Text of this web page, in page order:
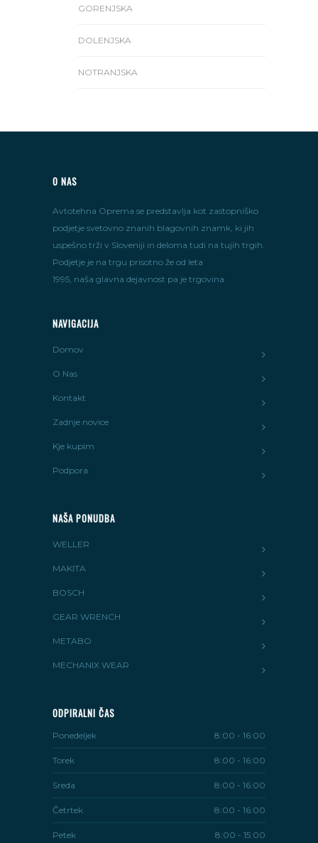
GORENJSKA
DOLENJSKA
NOTRANJSKA
O NAS
Avtotehna Oprema se predstavlja kot zastopniško
podjetje svetovno znanih blagovnih znamk, ki jih
uspešno trži v Sloveniji in deloma tudi na tujih trgih.
Podjetje je na trgu prisotno že od leta
1995, naša glavna dejavnost pa je trgovina.
NAVIGACIJA
Domov
O Nas
Kontakt
Zadnje novice
Kje kupim
Podpora
NAŠA PONUDBA
WELLER
MAKITA
BOSCH
GEAR WRENCH
METABO
MECHANIX WEAR
ODPIRALNI ČAS
Ponedeljek 8:00 - 16:00
Torek 8:00 - 16:00
Sreda 8:00 - 16:00
Četrtek 8:00 - 16:00
Petek 8:00 - 15:00